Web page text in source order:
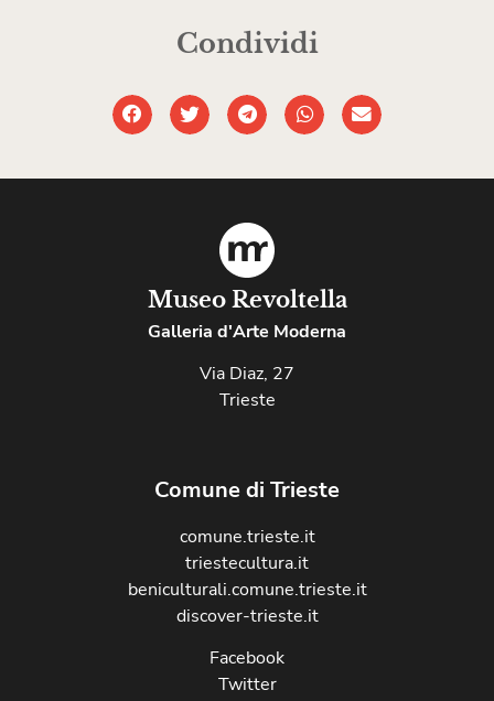
Condividi
Museo Revoltella
Galleria d'Arte Moderna
Via Diaz, 27
Trieste
Comune di Trieste
comune.trieste.it
triestecultura.it
beniculturali.comune.trieste.it
discover-trieste.it
Facebook
Twitter